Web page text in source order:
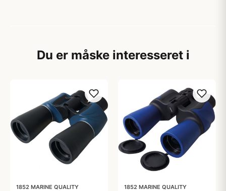
Du er måske interesseret i
1852 MARINE QUALITY 1852 MARINE QUALITY